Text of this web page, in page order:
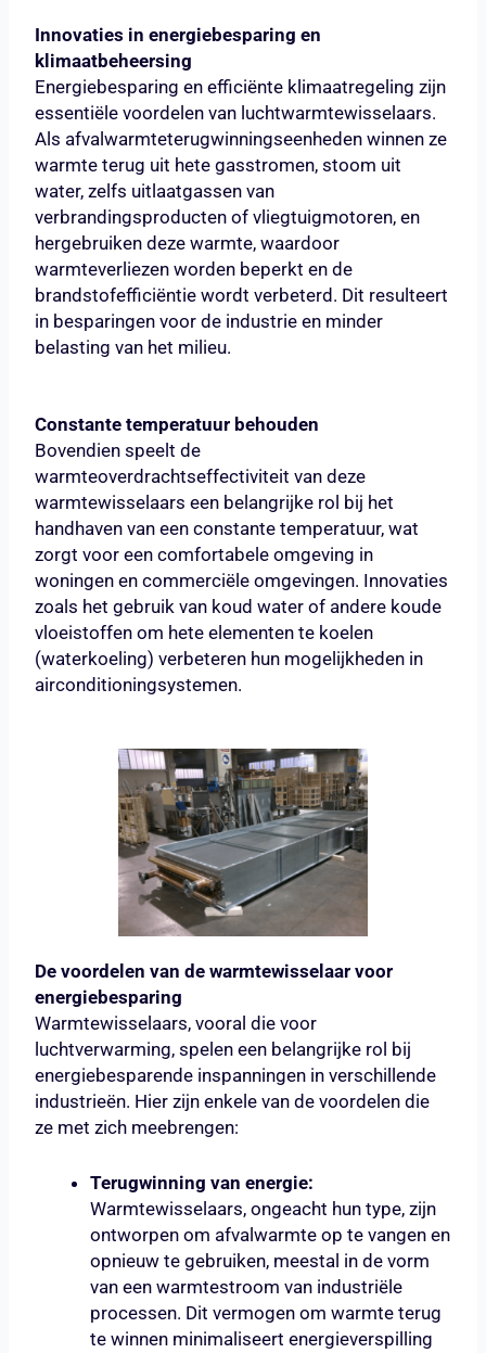
Innovaties in energiebesparing en
klimaatbeheersing
Energiebesparing en efficiënte klimaatregeling zijn
essentiële voordelen van luchtwarmtewisselaars.
Als afvalwarmteterugwinningseenheden winnen ze
warmte terug uit hete gasstromen, stoom uit
water, zelfs uitlaatgassen van
verbrandingsproducten of vliegtuigmotoren, en
hergebruiken deze warmte, waardoor
warmteverliezen worden beperkt en de
brandstofefficiëntie wordt verbeterd. Dit resulteert
in besparingen voor de industrie en minder
belasting van het milieu.
Constante temperatuur behouden
Bovendien speelt de
warmteoverdrachtseffectiviteit van deze
warmtewisselaars een belangrijke rol bij het
handhaven van een constante temperatuur, wat
zorgt voor een comfortabele omgeving in
woningen en commerciële omgevingen. Innovaties
zoals het gebruik van koud water of andere koude
vloeistoffen om hete elementen te koelen
(waterkoeling) verbeteren hun mogelijkheden in
airconditioningsystemen.
De voordelen van de warmtewisselaar voor
energiebesparing
Warmtewisselaars, vooral die voor
luchtverwarming, spelen een belangrijke rol bij
energiebesparende inspanningen in verschillende
industrieën. Hier zijn enkele van de voordelen die
ze met zich meebrengen:
Terugwinning van energie:
Warmtewisselaars, ongeacht hun type, zijn
ontworpen om afvalwarmte op te vangen en
opnieuw te gebruiken, meestal in de vorm
van een warmtestroom van industriële
processen. Dit vermogen om warmte terug
te winnen minimaliseert energieverspilling